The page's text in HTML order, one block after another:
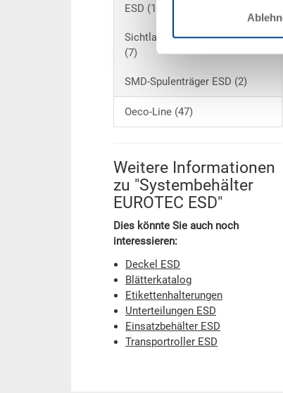
ESD (1)
Sichtlagerkasten SILAFIX ESD
(7)
SMD-Spulenträger ESD (2)
Oeco-Line (47)
Weitere Informationen
zu "Systembehälter
EUROTEC ESD"
Dies könnte Sie auch noch
interessieren:
Deckel ESD
Blätterkatalog
Etikettenhalterungen
Unterteilungen ESD
Einsatzbehälter ESD
Transportroller ESD